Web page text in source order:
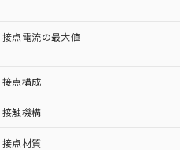
接点電流の最大値
接点構成
接触機構
接点材質指令（10物質）の